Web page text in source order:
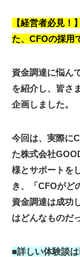
【経営者必見！
た、CFOの採用
資金調達に悩ん
を紹介し、皆さ
企画しました。
今回は、実際に
た株式会社
様とサポートを
き、「CFOがど
資金調達は成功
はどんなものだ
■詳しい体験談